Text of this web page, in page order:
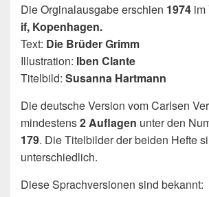
Die Orginalausgabe erschien 1974 im
if, Kopenhagen.
Text: Die Brüder Grimm
Illustration: Iben Clante
Titelbild: Susanna Hartmann
Die deutsche Version vom Carlsen
mindestens2 Auflagen unter den
179. Die Titelbilder der beiden Hefte
unterschiedlich.
Diese Sprachversionen sind bekannt: